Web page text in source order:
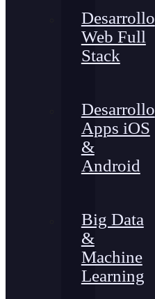
Desarrollo
Web Full
Stack
Desarrollo
Apps iOS
&
Android
Big Data
&
Machine
Learning